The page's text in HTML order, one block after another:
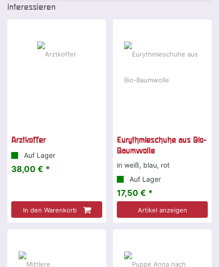
interessieren
Arztkoffer
Auf Lager
38,00 € *
In den Warenkorb
Eurythmieschuhe aus Bio-
Baumwolle
in weiß, blau, rot
Auf Lager
17,50 € *
Artikel anzeigen